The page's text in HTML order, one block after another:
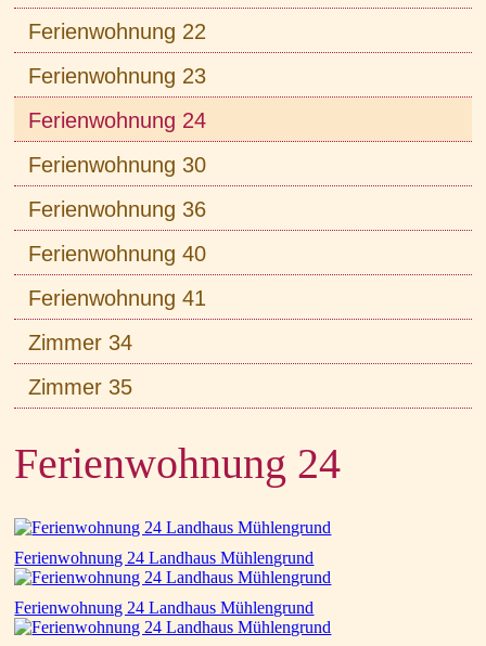
Ferienwohnung 22
Ferienwohnung 23
Ferienwohnung 24
Ferienwohnung 30
Ferienwohnung 36
Ferienwohnung 40
Ferienwohnung 41
Zimmer 34
Zimmer 35
Ferienwohnung 24
Ferienwohnung 24 Landhaus Mühlengrund
Ferienwohnung 24 Landhaus Mühlengrund